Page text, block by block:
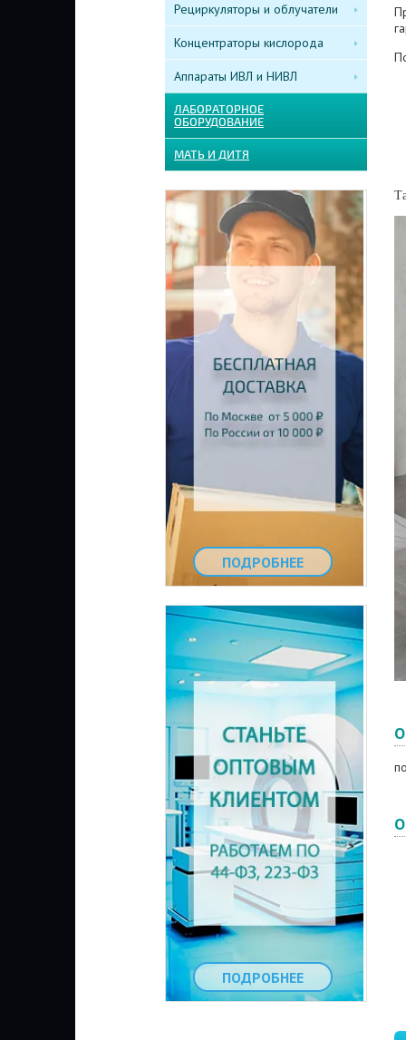
Рециркуляторы и облучатели
Концентраторы кислорода
Аппараты ИВЛ и НИВЛ
ЛАБОРАТОРНОЕ
ОБОРУДОВАНИЕ
МАТЬ И ДИТЯ
ПОДРОБНЕЕ
ПОДРОБНЕЕ